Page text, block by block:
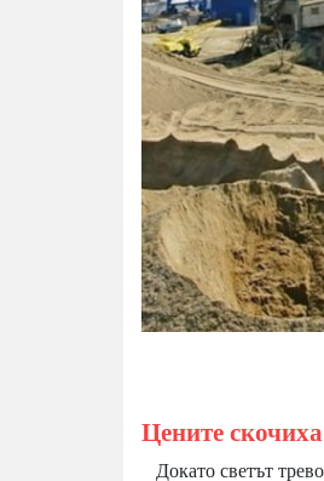
Цените
Докато светът